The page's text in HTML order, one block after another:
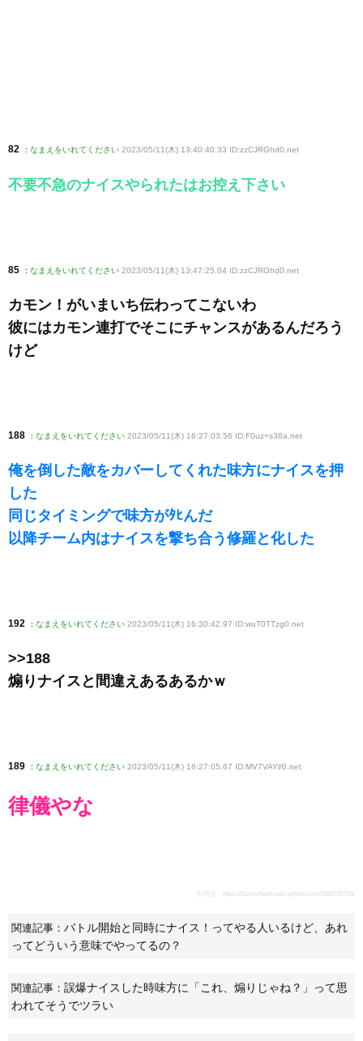
82 : なまえをいれてください 2023/05/11(木) 13:40:40.33 ID:zzCJRGhd0.net
不要不急のナイスやられたはお控え下さい
85 : なまえをいれてください 2023/05/11(木) 13:47:25.04 ID:zzCJRGhd0 .net
カモン！がいまいち伝わってこないわ
彼にはカモン連打でそこにチャンスがあるんだろう
けど
188 : なまえをいれてください 2023/05/11(木) 16:27:03.56 ID:F0uz+s38a .net
俺を倒した敵をカバーしてくれた味方にナイスを押
した
同じタイミングで味方がﾀﾋんだ
以降チーム内はナイスを撃ち合う修羅と化した
192 : なまえをいれてください 2023/05/11(木) 16:30:42.97 ID:wuT0TTzg0 .net
>>188
煽りナイスと間違えあるあるかｗ
189 : なまえをいれてください 2023/05/11(木) 16:27:05.67 ID:MV7VAYl/0.net
律儀やな
引用元： https://2ch.sc/test/read.cgi/famicom/1683735705/
関連記事： バトル開始と同時にナイス！ってやる人いるけど、あれ
ってどういう意味でやってるの？
関連記事： 誤爆ナイスした時味方に「これ、煽りじゃね？」って思
われてそうでツラい